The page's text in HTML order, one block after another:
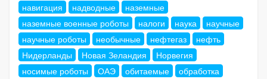
навигация
надводные
наземные
наземные военные роботы
налоги наука
научные
научные роботы
необычные нефтегаз
нефть
Нидерланды
Новая Зеландия
Норвегия
носимые роботы
ОАЭ обитаемые
обработка